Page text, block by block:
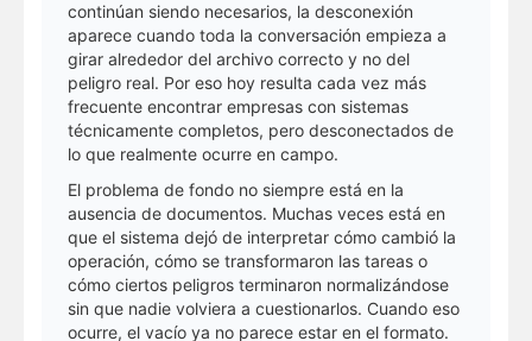
continúan siendo necesarios, la desconexión
aparece cuando toda la conversación empieza a
girar alrededor del archivo correcto y no del
peligro real. Por eso hoy resulta cada vez más
frecuente encontrar empresas con sistemas
técnicamente completos, pero desconectados de
lo que realmente ocurre en campo.
El problema de fondo no siempre está en la
ausencia de documentos. Muchas veces está en
que el sistema dejó de interpretar cómo cambió la
operación, cómo se transformaron las tareas o
cómo ciertos peligros terminaron normalizándose
sin que nadie volviera a cuestionarlos. Cuando eso
ocurre, el vacío ya no parece estar en el formato.